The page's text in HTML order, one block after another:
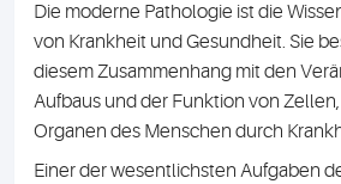
Die moderne Pathologie ist die
von Krankheit und Gesundheit. Sie
diesem Zusammenhang mit den
Aufbaus und der Funktion von
Organen des Menschen durch
Einer der wesentlichsten Aufgaben